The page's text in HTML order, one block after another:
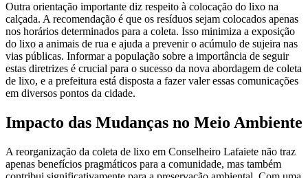
Outra orientação importante diz respeito à colocação do lixo na
calçada. A recomendação é que os resíduos sejam colocados apenas
nos horários determinados para a coleta. Isso minimiza a exposição
do lixo a animais de rua e ajuda a prevenir o acúmulo de sujeira nas
vias públicas. Informar a população sobre a importância de seguir
estas diretrizes é crucial para o sucesso da nova abordagem de coleta
de lixo, e a prefeitura está disposta a fazer valer essas comunicações
em diversos pontos da cidade.
Impacto das Mudanças no Meio Ambiente
A reorganização da coleta de lixo em Conselheiro Lafaiete não traz
apenas benefícios pragmáticos para a comunidade, mas também